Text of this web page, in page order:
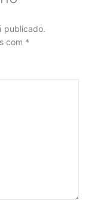
publicado.
com *